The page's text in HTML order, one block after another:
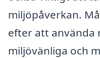
miljöpåverkan.
efter att använda
miljövänliga och